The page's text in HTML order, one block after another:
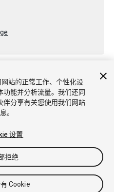
Asset Store
出售或分享我的个人信息
站的正常工作、个性化设
能并分析流量。我们还同
伴分享有关您使用我们网站
。
设置
拒绝
Cookie